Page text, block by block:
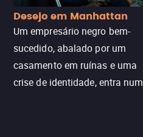
Desejo em Manhattan
Um empresário negro bem-
sucedido, abalado por um
casamento em ruínas e uma
crise de identidade, entra num